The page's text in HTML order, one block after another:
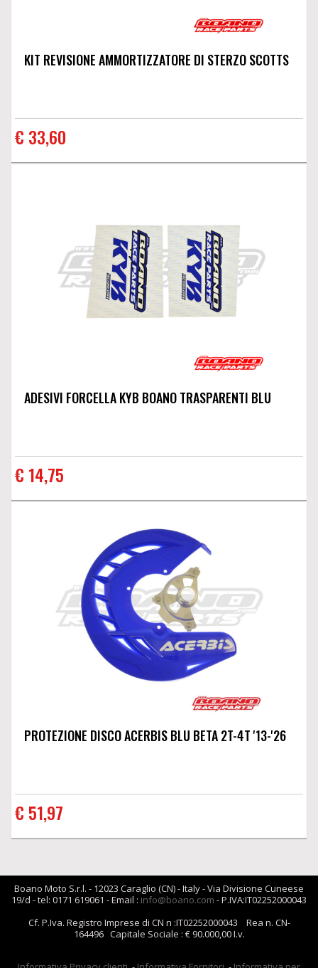
KIT REVISIONE AMMORTIZZATORE DI STERZO SCOTTS
€ 33,60
ADESIVI FORCELLA KYB BOANO TRASPARENTI BLU
€ 14,75
PROTEZIONE DISCO ACERBIS BLU BETA 2T-4T '13-'26
€ 51,97
Boano Moto S.r.l. - 12023 Caraglio (CN) - Italy - Via Divisione Cuneese
19/d - tel: 0171 619061 - Email : info@boano.com - P.IVA:IT02252000043
Cf. P.Iva. Registro Imprese di CN n :IT02252000043 Rea n. CN-
164496 Capitale Sociale : € 90.000,00 I.v.